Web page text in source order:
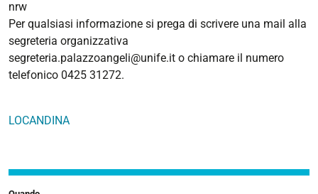
nrw
Per qualsiasi informazione si prega di scrivere una mail alla
segreteria organizzativa
segreteria.palazzoangeli@unife.it o chiamare il numero
telefonico 0425 31272.
LOCANDINA